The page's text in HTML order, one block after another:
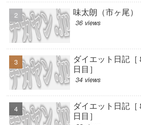
味太朗（市ヶ尾）
36 views
ダイエット日記［
日目］
34 views
ダイエット日記［
日目］